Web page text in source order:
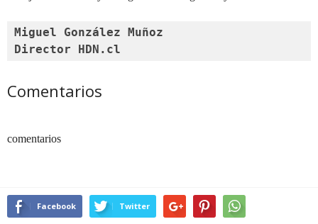
Miguel González Muñoz
Director HDN.cl
Comentarios
comentarios
Facebook Twitter